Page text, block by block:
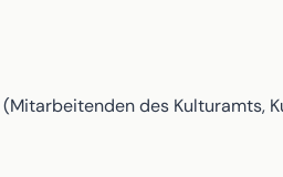
des Kulturamts,